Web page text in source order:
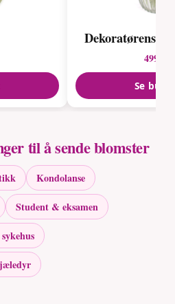
Dekoratørens
499 kr
Se
til å sende blomster
Kondolanse
Student & eksamen